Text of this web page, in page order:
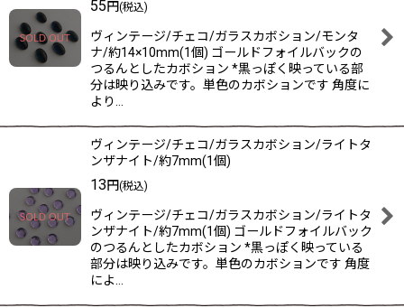
55円(税込)
ヴィンテージ/チェコ/ガラスカボション/モンタ
ナ/約14×10mm(1個) ゴールドフォイルバックの
つるんとしたカボション *黒っぽく映っている部
分は映り込みです。単色のカボションです 角度に
より…
ヴィンテージ/チェコ/ガラスカボション/ライトタ
ンザナイト/約7mm(1個)
13円(税込)
ヴィンテージ/チェコ/ガラスカボション/ライトタ
ンザナイト/約7mm(1個) ゴールドフォイルバック
のつるんとしたカボション *黒っぽく映っている
部分は映り込みです。単色のカボションです 角度
によ…